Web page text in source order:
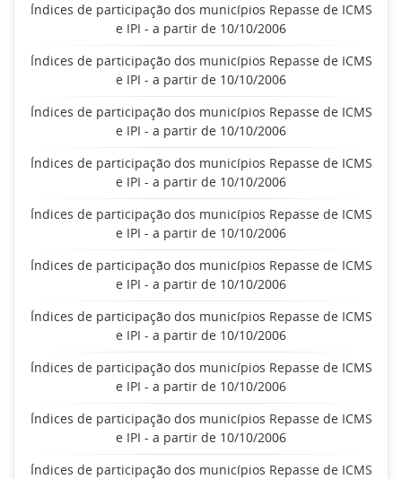
Índices de participação dos municípios Repasse de ICMS
e IPI - a partir de 10/10/2006
Índices de participação dos municípios Repasse de ICMS
e IPI - a partir de 10/10/2006
Índices de participação dos municípios Repasse de ICMS
e IPI - a partir de 10/10/2006
Índices de participação dos municípios Repasse de ICMS
e IPI - a partir de 10/10/2006
Índices de participação dos municípios Repasse de ICMS
e IPI - a partir de 10/10/2006
Índices de participação dos municípios Repasse de ICMS
e IPI - a partir de 10/10/2006
Índices de participação dos municípios Repasse de ICMS
e IPI - a partir de 10/10/2006
Índices de participação dos municípios Repasse de ICMS
e IPI - a partir de 10/10/2006
Índices de participação dos municípios Repasse de ICMS
e IPI - a partir de 10/10/2006
Índices de participação dos municípios Repasse de ICMS